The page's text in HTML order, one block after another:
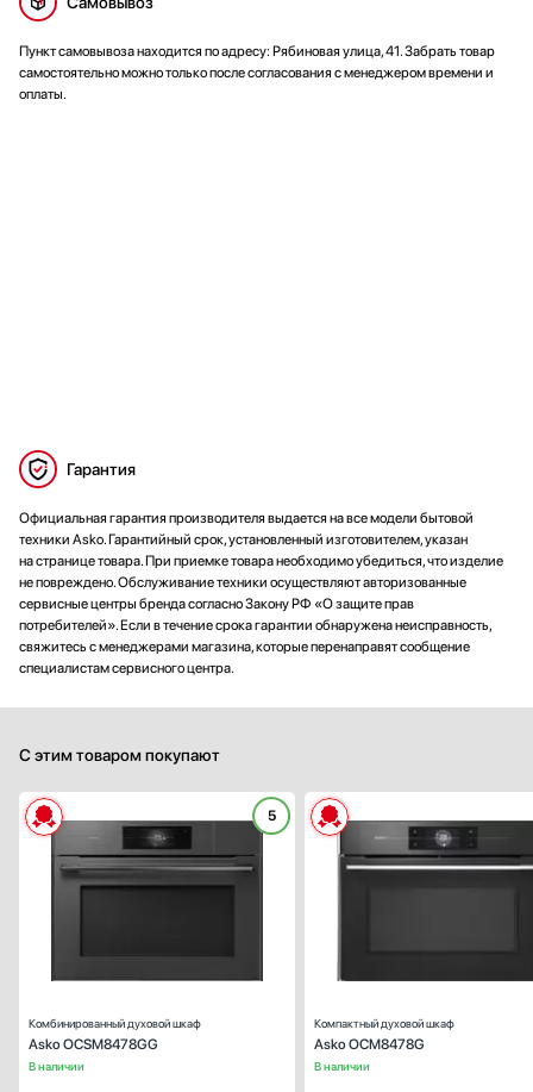
Пункт самовывоза находится по адресу: Рябиновая улица, 41. Забрать товар
самостоятельно можно только после согласования с менеджером времени и
оплаты.
Гарантия
Официальная гарантия производителя выдается на все модели бытовой
техники Asko. Гарантийный срок, установленный изготовителем, указан
на странице товара. При приемке товара необходимо убедиться, что изделие
не повреждено. Обслуживание техники осуществляют авторизованные
сервисные центры бренда согласно Закону РФ «О защите прав
потребителей». Если в течение срока гарантии обнаружена неисправность,
свяжитесь с менеджерами магазина, которые перенаправят сообщение
специалистам сервисного центра.
С этим товаром покупают
5
В наличии
Комбинированный духовой шкаф
Asko OCSM8478GG
Способ подключения:
Ширина (см):
В наличии
Компактный духовой шкаф
Asko OCM8478G